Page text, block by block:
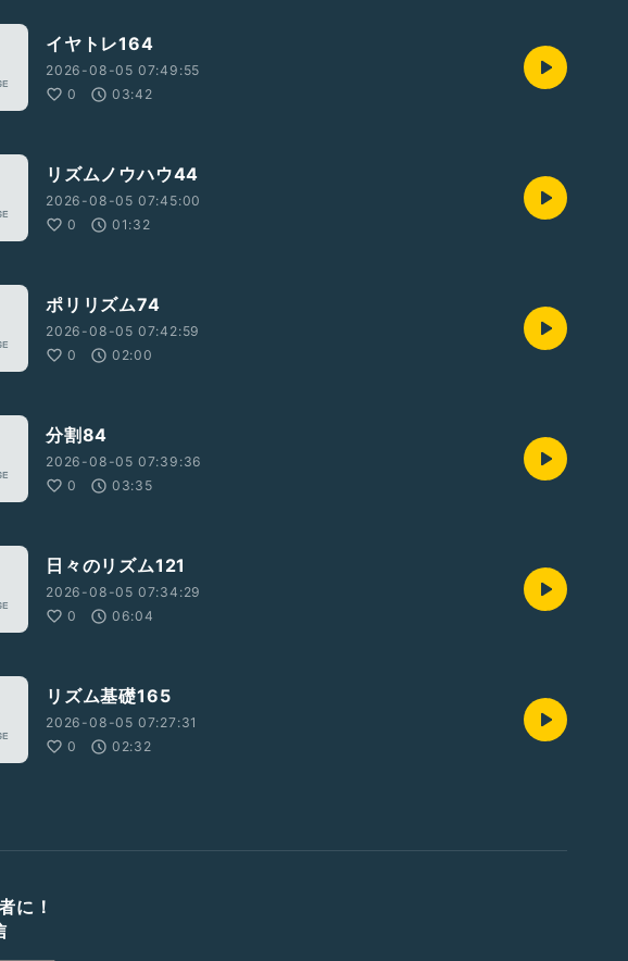
イヤトレ164
2026-08-05 07:49:55
0
03:42
リズムノウハウ44
2026-08-05 07:45:00
0
01:32
ポリリズム74
2026-08-05 07:42:59
0
02:00
分割84
2026-08-05 07:39:36
0
03:35
日々のリズム121
2026-08-05 07:34:29
0
06:04
リズム基礎165
2026-08-05 07:27:31
0
02:32
に！